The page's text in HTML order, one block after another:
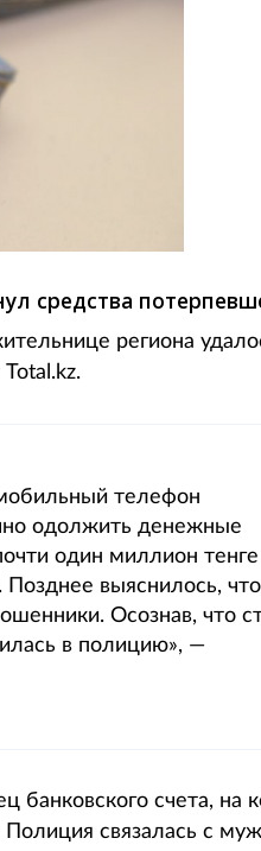
средства
региона
телефон
одолжить денежные
один миллион
Позднее выяснилось, что
Осознав, что
в полицию», —
банковского счета, на
связалась с